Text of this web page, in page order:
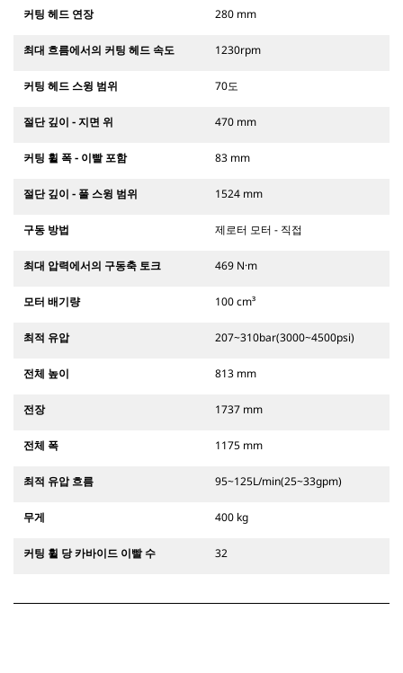
커팅 헤드 연장 280 mm
최대 흐름에서의 커팅 헤드 속도 1230rpm
커팅 헤드 스윙 범위 70도
절단 깊이 - 지면 위 470 mm
커팅 휠 폭 - 이빨 포함 83 mm
절단 깊이 - 풀 스윙 범위 1524 mm
구동 방법 제로터 모터 - 직접
최대 압력에서의 구동축 토크 469 N·m
모터 배기량 100 cm³
최적 유압 207~310bar(3000~4500psi)
전체 높이 813 mm
전장 1737 mm
전체 폭 1175 mm
최적 유압 흐름 95~125L/min(25~33gpm)
무게 400 kg
커팅 휠 당 카바이드 이빨 수 32